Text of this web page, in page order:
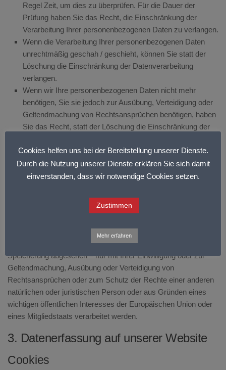
Regel Zeit, um dies zu überprüfen. Für die Dauer der
Prüfung haben Sie das Recht, die Einschränkung der
Verarbeitung Ihrer personenbezogenen Daten zu verlangen.
Wenn die Verarbeitung Ihrer personenbezogenen Daten
unrechtmäßig geschah / geschieht, können Sie statt der
Löschung die Einschränkung der Datenverarbeitung
verlangen.
Wenn wir Ihre personenbezogenen Daten nicht mehr
benötigen, Sie sie jedoch zur Ausübung, Verteidigung oder
Geltendmachung von Rechtsansprüchen benötigen, haben
Sie das Recht, statt der Löschung die Einschränkung der
Wenn Sie einen Widerspruch nach Art. 21 Abs. 1 DSGVO
eingelegt haben, muss eine Abwägung zwischen Ihren und
unseren Interessen vorgenommen werden. Solange noch
das Recht, die Einschränkung der Verarbeitung Ihrer
personenbezogenen Daten zu verlangen.
Wenn Sie die Verarbeitung Ihrer personenbezogenen Daten
eingeschränkt haben, dürfen diese Daten – von ihrer
Speicherung abgesehen – nur mit Ihrer Einwilligung oder zur
Geltendmachung, Ausübung oder Verteidigung von
Rechtsansprüchen oder zum Schutz der Rechte einer anderen
natürlichen oder juristischen Person oder aus Gründen eines
wichtigen öffentlichen Interesses der Europäischen Union oder
eines Mitgliedstaats verarbeitet werden.
3. Datenerfassung auf unserer Website
Cookies
Cookies helfen uns bei der Bereitstellung unserer Dienste.
Durch die Nutzung unserer Dienste erklären Sie sich damit
einverstanden, dass wir notwendige Cookies setzen.
Zustimmen
Mehr erfahren